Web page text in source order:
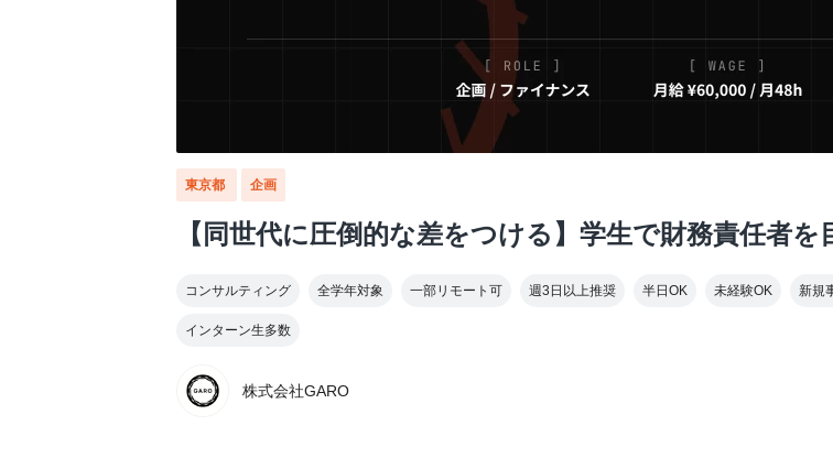
東京都 企画
【同世代に圧倒的な差をつける】学生で財務責任者
コンサルティング 全学年対象 一部リモート可 週3日以上推奨 半日OK 未経験OK 新規
インターン生多数
株式会社GARO